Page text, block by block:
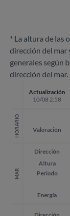
* La altura de las
dirección del mar
generales según
dirección del mar.
Actualización
10/08 2:58
HORARIO Valoración
MAR
Dirección
Altura
Periodo
Energía